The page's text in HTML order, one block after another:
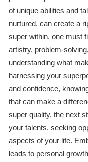
of unique abilities and
nurtured, can create a
super within, one must
artistry, problem-
understanding what
harnessing your
and confidence,
that can make a
super quality, the next
your talents, seeking
aspects of your life.
leads to personal